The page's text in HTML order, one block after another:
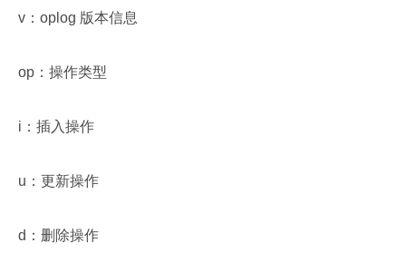
v：oplog 版本信息
op：操作类型
i：插入操作
u：更新操作
d：删除操作